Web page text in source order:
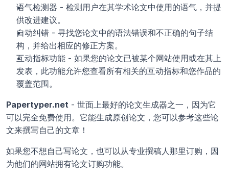
语气检测器 - 检测用户在其学术论文中使用的语气，并提
供改进建议。
自动纠错 - 寻找您论文中的语法错误和不正确的句子结
构，并给出相应的修正方案。
互动指标功能 - 如果您的论文已被某个网站使用或在其上
发表，此功能允许您查看所有相关的互动指标和您作品的
覆盖范围。
Papertyper.net - 世面上最好的论文生成器之一，因为它
可以完全免费使用。它能生成原创论文，您可以参考这些论
文来撰写自己的文章！
如果您不想自己写论文，也可以从专业撰稿人那里订购，因
为他们的网站拥有论文订购功能。